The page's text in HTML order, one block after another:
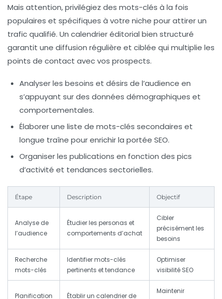
Mais attention, privilégiez des mots-clés à la fois
populaires et spécifiques à votre niche pour attirer un
trafic qualifié. Un calendrier éditorial bien structuré
garantit une diffusion régulière et ciblée qui multiplie les
points de contact avec vos prospects.
Analyser les besoins et désirs de l’audience en
s’appuyant sur des données démographiques et
comportementales.
Élaborer une liste de mots-clés secondaires et
longue traîne pour enrichir la portée SEO.
Organiser les publications en fonction des pics
d’activité et tendances sectorielles.
Étape Description Objectif
Analyse de
l’audience
Étudier les personas et
comportements d’achat
Cibler
précisément les
besoins
Recherche
mots-clés
Identifier mots-clés
pertinents et tendance
Optimiser
visibilité SEO
Planification Établir un calendrier de
Maintenir